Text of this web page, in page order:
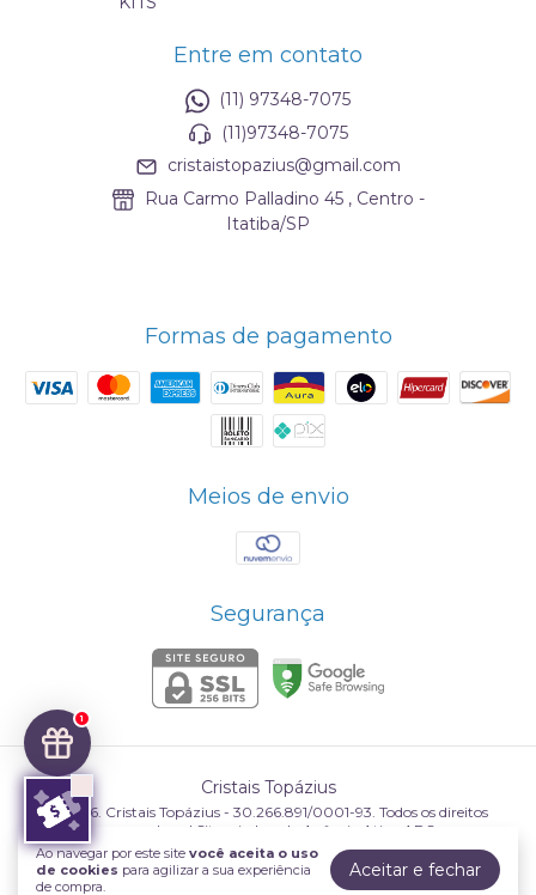
1
Ao navegar por este site você aceita o uso
de cookies para agilizar a sua experiência
de compra.
Aceitar e fechar
Entre em contato
(11) 97348-7075
(11)97348-7075
cristaistopazius@gmail.com
Rua Carmo Palladino 45 , Centro -
Itatiba/SP
Formas de pagamento
Meios de envio
Segurança
Cristais Topázius
©2026. Cristais Topázius - 30.266.891/0001-93. Todos os direitos
reservados.